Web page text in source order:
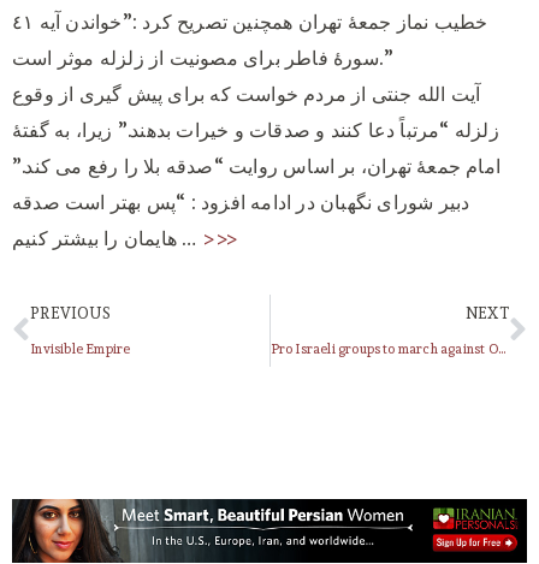
خطیب نماز جمعۀ تهران همچنین تصریح کرد :”خواندن آیه ٤١
سورۀ فاطر برای مصونیت از زلزله موثر است.”
آیت الله جنتی از مردم خواست که برای پیش گیری از وقوع
زلزله “مرتباً دعا کنند و صدقات و خیرات بدهند.” زیرا، به گفتۀ
امام جمعۀ تهران، بر اساس روایت “صدقه بلا را رفع می کند.”
دبیر شورای نگهبان در ادامه افزود : “پس بهتر است صدقه
هایمان را بیشتر کنیم … >>>
PREVIOUS
Invisible Empire
NEXT
Pro Israeli groups to march against Obama in NYC